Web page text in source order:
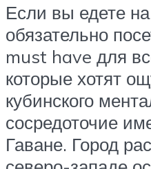
Если вы едете
обязательно
must have для
которые хотят
кубинского
сосредоточие
Гаване. Город